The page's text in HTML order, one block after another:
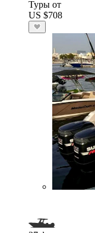
Туры от
US $708